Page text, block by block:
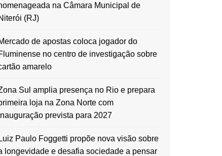
na Câmara Municipal de
(RJ)
de apostas coloca jogador do
no centro de investigação sobre
amarelo
Sul amplia presença no Rio e prepara
loja na Zona Norte com
prevista para 2027
Luiz Paulo Foggetti propõe nova visão sobre
longevidade e desafia sociedade a pensar